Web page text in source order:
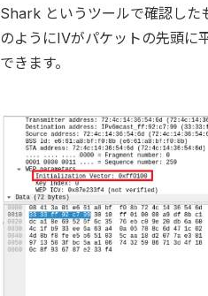
Shark というツールで確認した
のようにIVがパケットの先頭に
できます。